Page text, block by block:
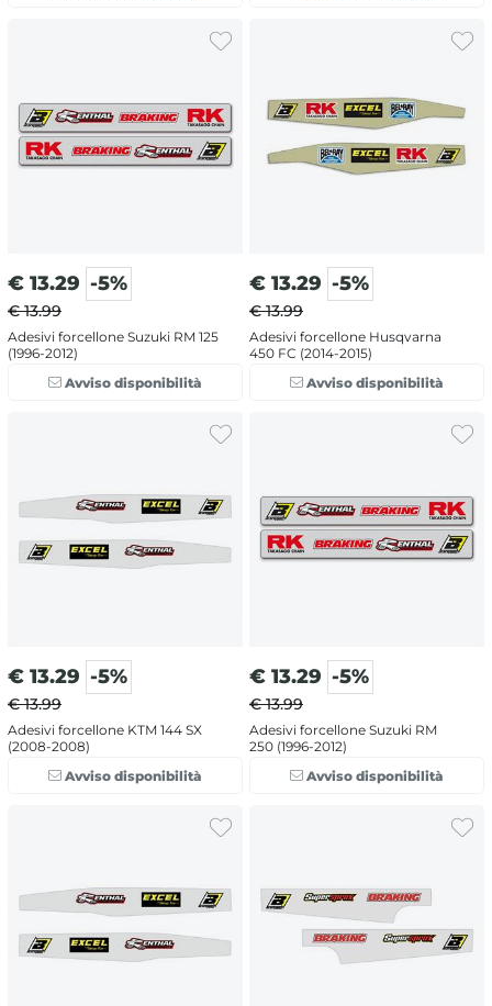
€ 13.29 -5%
€ 13.99
Adesivi forcellone Suzuki RM 125
(1996-2012)
Avviso disponibilità
€ 13.29 -5%
€ 13.99
Adesivi forcellone Husqvarna
450 FC (2014-2015)
Avviso disponibilità
€ 13.29 -5%
€ 13.99
Adesivi forcellone KTM 144 SX
(2008-2008)
Avviso disponibilità
€ 13.29 -5%
€ 13.99
Adesivi forcellone Suzuki RM
250 (1996-2012)
Avviso disponibilità